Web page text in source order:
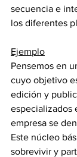
secuencia e
los diferentes
Ejemplo
Pensemos en
cuyo objetivo
edición y
especializados
empresa se
Este núcleo
sobrevivir y